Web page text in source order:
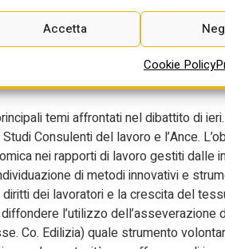
Accetta
Cookie Policy
da tutti i soggetti interessati
sociale, si guarda alle imprese
Inoltre, i crediti aggiuntivi sono
in salute e sicurezza. Chi più
temi affrontati nel dibattito di
Consulenti del lavoro e l’Ance.
nei rapporti di lavoro gestiti dalle
di metodi innovativi e
dei lavoratori e la crescita del
l’utilizzo dell’asseverazione
Co. Edilizia) quale strumento